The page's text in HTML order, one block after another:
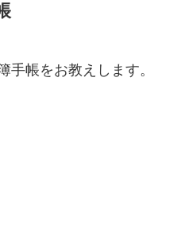
手帳をお教えします。